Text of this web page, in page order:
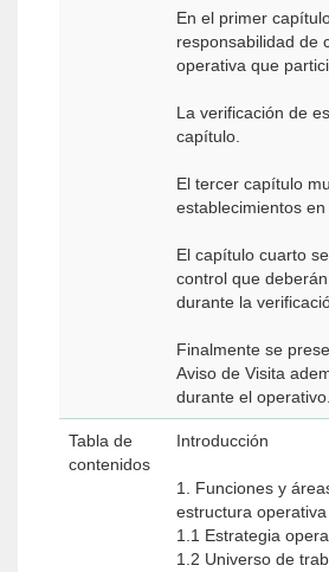
En el primer
responsabilidad de
operativa que
La verificación de
capítulo.
El tercer capítulo
establecimientos
El capítulo cuarto
control que
durante la
Finalmente se
Aviso de Visita
durante el operativo.
Tabla de
contenidos
Introducción
1. Funciones y
estructura operativa
1.1 Estrategia
1.2 Universo de